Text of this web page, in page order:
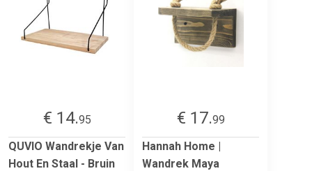
€ 14.95
QUVIO Wandrekje Van
Hout En Staal - Bruin
€ 17.99
Hannah Home |
Wandrek Maya